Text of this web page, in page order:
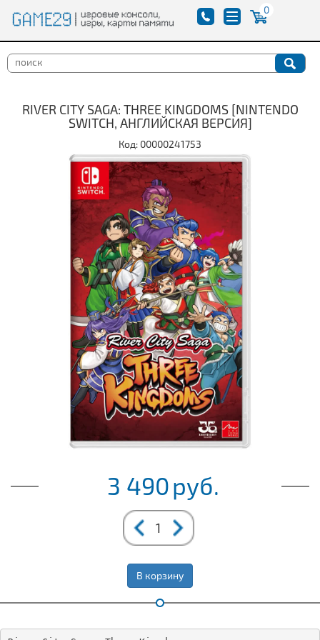
0
RIVER CITY SAGA: THREE KINGDOMS [NINTENDO
SWITCH, АНГЛИЙСКАЯ ВЕРСИЯ]
Код: 00000241753
3 490руб.
В корзину